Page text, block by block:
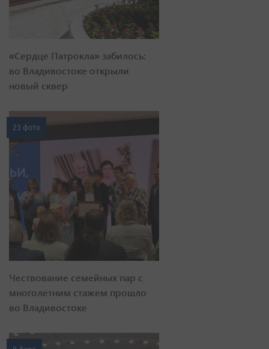
«Сердце Патрокла» забилось:
во Владивостоке открыли
новый сквер
23 фото
Чествование семейных пар с
многолетним стажем прошло
во Владивостоке